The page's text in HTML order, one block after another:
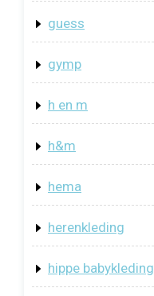
guess
gymp
h en m
h&m
hema
herenkleding
hippe babykleding